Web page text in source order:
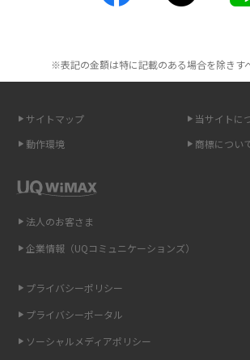
無制限で利用できるポケット型Wi-Fiは？選び方や通
ポケット型Wi-Fi（モバイルWi-Fi）とは？おススメす
即日受け取りできるポケット型Wi-Fiはある？すぐに使
ONU（光回線終端装置）とは？モデム・ルーター・ホ
ギガバイト（GB）とは？1GBの目安やギガが足りな
Wi-Fi 6とは？Wi-Fi 5との違いやメリットと注意点、規
※表記の金額は特に記載のある場合を除きす
サイトマップ
当サイトに
動作環境
商標につい
法人のお客さま
企業情報（UQコミュニケーションズ）
プライバシーポリシー
プライバシーポータル
ソーシャルメディアポリシー